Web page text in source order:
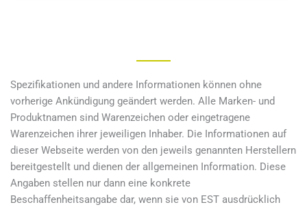
Spezifikationen und andere Informationen können ohne
vorherige Ankündigung geändert werden. Alle Marken- und
Produktnamen sind Warenzeichen oder eingetragene
Warenzeichen ihrer jeweiligen Inhaber. Die Informationen auf
dieser Webseite werden von den jeweils genannten Herstellern
bereitgestellt und dienen der allgemeinen Information. Diese
Angaben stellen nur dann eine konkrete
Beschaffenheitsangabe dar, wenn sie von EST ausdrücklich